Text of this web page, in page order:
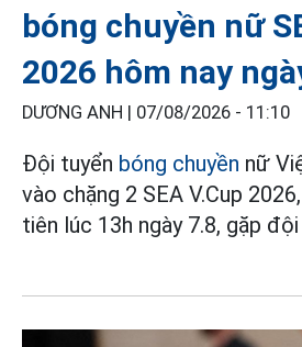
bóng chuyền nữ
2026 hôm nay
DƯƠNG ANH | 07/08/2026 - 11:10
Đội tuyển bóng chuyền nữ
vào chặng 2 SEA V.Cup
tiên lúc 13h ngày 7.8, gặp